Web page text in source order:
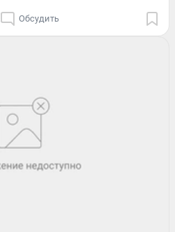
Обсудить